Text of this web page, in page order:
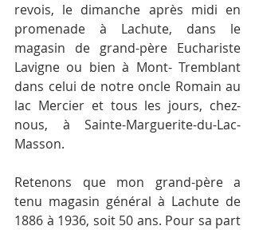
revois, le dimanche après­ midi en
promenade à Lachute, dans le
magasin de grand-père Euchariste
Lavigne ou bien à Mont- Tremblant
dans celui de notre oncle Romain au
lac Mercier et tous les jours, chez-
nous, à Sainte-Marguerite-du-Lac-
Masson.
Retenons que mon grand-père a
tenu magasin général à Lachute de
1886 à 1936, soit 50 ans. Pour sa part